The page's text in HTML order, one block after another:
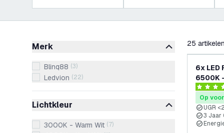
Merk
Blinq88 (3)
Ledvion (22)
Lichtkleur
3000K - Warm Wit (7)
25 artikelen
6x LED
6500K
UGR
4.1 score
Op
UGR
3 Jaar
filteren